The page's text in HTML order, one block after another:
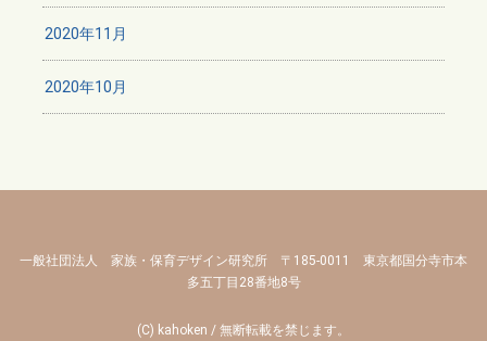
2020年11月
2020年10月
一般社団法人 家族・保育デザイン研究所 〒185-0011 東京都国分寺市本
多五丁目28番地8号
(C) kahoken / 無断転載を禁じます。